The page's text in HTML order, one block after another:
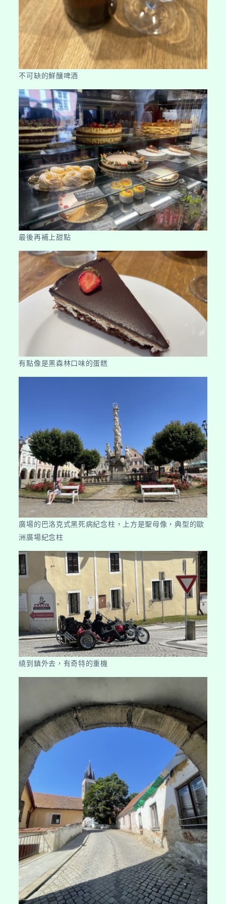
不可缺的鮮釀啤酒
最後再補上甜點
有點像是黑森林口味的蛋糕
廣場的巴洛克式黑死病紀念柱，上方是聖母像，典型的歐
洲廣場紀念柱
繞到鎮外去，有奇特的重機